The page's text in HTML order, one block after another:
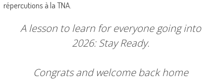
répercutions à la TNA.
A lesson to learn for everyone going into
2026: Stay Ready.
Congrats and welcome back home